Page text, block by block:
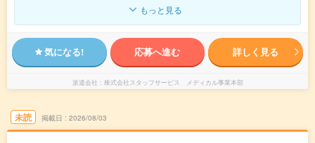
もっと見る
気になる! 応募へ進む 詳しく見る
派遣会社 株式会社スタッフサービス メディカル事業本部
未読 掲載日 2026/08/03